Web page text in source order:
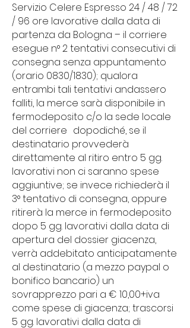
Servizio Celere Espresso 24 / 48 / 72
/ 96 ore lavorative dalla data di
partenza da Bologna – il corriere
esegue n° 2 tentativi consecutivi di
consegna senza appuntamento
(orario 0830/1830); qualora
entrambi tali tentativi andassero
falliti, la merce sarà disponibile in
fermodeposito c/o la sede locale
del corriere dopodiché, se il
destinatario provvederà
direttamente al ritiro entro 5 gg.
lavorativi non ci saranno spese
aggiuntive; se invece richiederà il
3° tentativo di consegna, oppure
ritirerà la merce in fermodeposito
dopo 5 gg. lavorativi dalla data di
apertura del dossier giacenza,
verrà addebitato anticipatamente
al destinatario (a mezzo paypal o
bonifico bancario) un
sovrapprezzo pari a € 10,00+iva
come spese di giacenza; trascorsi
5 gg. lavorativi dalla data di